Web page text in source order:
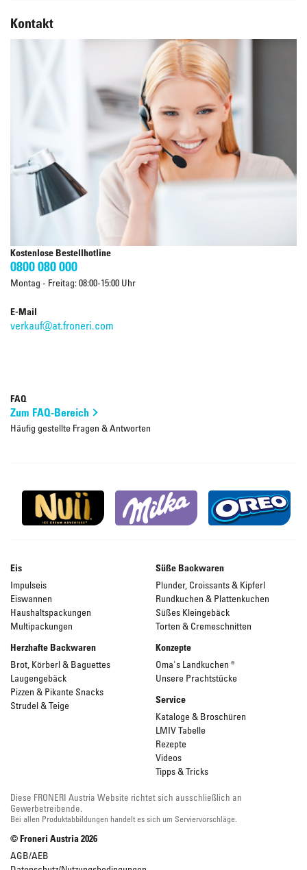
Kontakt
Kostenlose Bestellhotline
0800 080 000
Montag - Freitag: 08:00-15:00 Uhr
E-Mail
verkauf@at.froneri.com
FAQ
Zum FAQ-Bereich
Häufig gestellte Fragen & Antworten
Eis
Impulseis
Eiswannen
Haushaltspackungen
Multipackungen
Süße Backwaren
Plunder, Croissants & Kipferl
Rundkuchen & Plattenkuchen
Süßes Kleingebäck
Torten & Cremeschnitten
Herzhafte Backwaren
Brot, Körberl & Baguettes
Laugengebäck
Pizzen & Pikante Snacks
Strudel & Teige
Konzepte
Oma's Landkuchen ®
Unsere Prachtstücke
Service
Kataloge & Broschüren
LMIV Tabelle
Rezepte
Videos
Tipps & Tricks
Diese FRONERI Austria Website richtet sich ausschließlich an
Gewerbetreibende.
Bei allen Produktabbildungen handelt es sich um Serviervorschläge.
© Froneri Austria2026
AGB/AEB